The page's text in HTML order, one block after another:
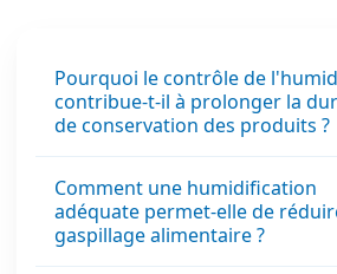
Pourquoi le contrôle de
contribue-t-il à prolonger la
de conservation des produits ?
Comment une humidification
adéquate permet-elle de
gaspillage alimentaire ?